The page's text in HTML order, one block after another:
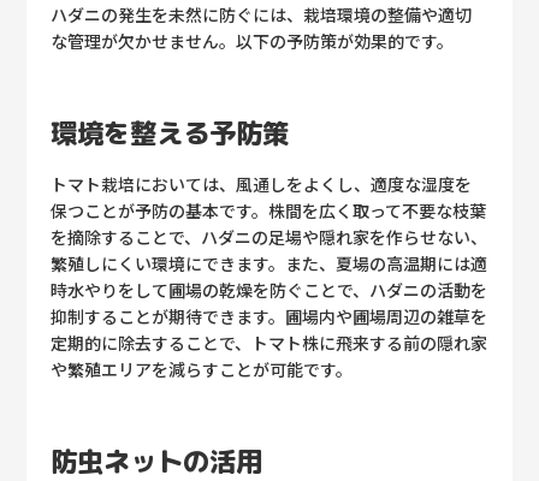
ハダニの発生を未然に防ぐには、栽培環境の整備や適切
な管理が欠かせません。以下の予防策が効果的です。
環境を整える予防策
トマト栽培においては、風通しをよくし、適度な湿度を
保つことが予防の基本です。株間を広く取って不要な枝葉
を摘除することで、ハダニの足場や隠れ家を作らせない、
繁殖しにくい環境にできます。また、夏場の高温期には適
時水やりをして圃場の乾燥を防ぐことで、ハダニの活動を
抑制することが期待できます。圃場内や圃場周辺の雑草を
定期的に除去することで、トマト株に飛来する前の隠れ家
や繁殖エリアを減らすことが可能です。
防虫ネットの活用